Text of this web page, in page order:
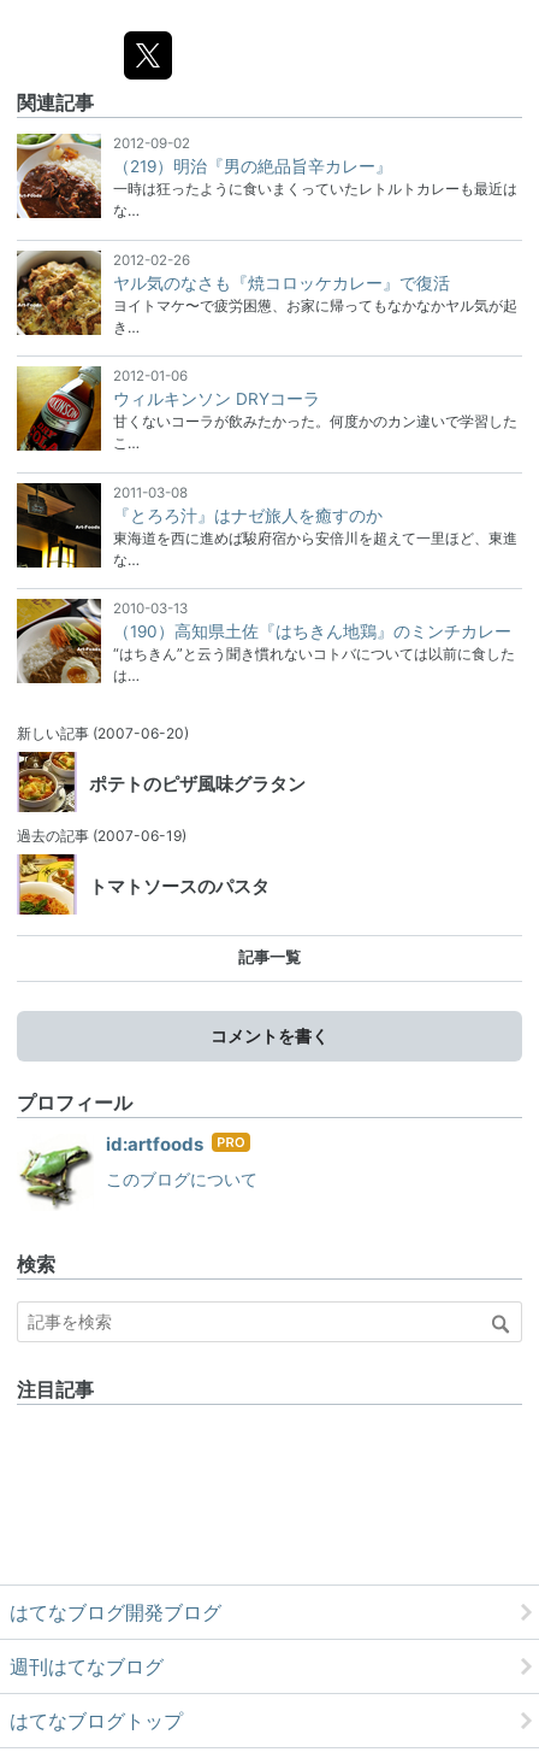
関連記事
2012-09-02
（219）明治『男の絶品旨辛カレー』
一時は狂ったように食いまくっていたレトルトカレーも最近は
な…
2012-02-26
ヤル気のなさも『焼コロッケカレー』で復活
ヨイトマケ〜で疲労困憊、お家に帰ってもなかなかヤル気が起
き…
2012-01-06
ウィルキンソン DRYコーラ
甘くないコーラが飲みたかった。何度かのカン違いで学習した
こ…
2011-03-08
『とろろ汁』はナゼ旅人を癒すのか
東海道を西に進めば駿府宿から安倍川を超えて一里ほど、東進
な…
2010-03-13
（190）高知県土佐『はちきん地鶏』のミンチカレー
“はちきん”と云う聞き慣れないコトバについては以前に食した
は…
新しい記事 (2007-06-20)
ポテトのピザ風味グラタン
過去の記事 (2007-06-19)
トマトソースのパスタ
記事一覧
コメントを書く
プロフィール
id:artfoods はて
ログ
このブログについて
検索
注目記事
はてなブログ開発ブログ
週刊はてなブログ
はてなブログトップ